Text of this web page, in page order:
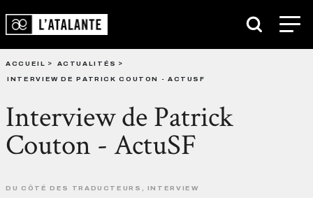
ACCUEIL
ACTUALITÉS
INTERVIEW DE PATRICK COUTON - ACTUSF
Interview de Patrick
Couton - ActuSF
DU CÔTÉ DES TRADUCTEURS, INTERVIEW